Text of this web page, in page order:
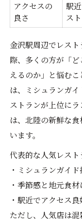
アクセスの
良さ
駅
ス
金沢駅周辺でレス
際、多くの方が「
えるのか」と悩む
は、ミシュランガ
ストランが上位に
は、北陸の新鮮な
います。
代表的な人気レスト
・ミシュランガイ
・季節感と地元食
・駅近でアクセス
ただし、人気店は